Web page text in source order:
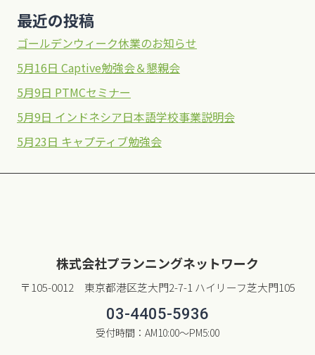
最近の投稿
ゴールデンウィーク休業のお知らせ
5月16日 Captive勉強会＆懇親会
5月9日 PTMCセミナー
5月9日 インドネシア日本語学校事業説明会
5月23日 キャプティブ勉強会
株式会社プランニングネットワーク
〒105-0012 東京都港区芝大門2-7-1 ハイリーフ芝大門105
03-4405-5936
受付時間：AM10:00〜PM5:00